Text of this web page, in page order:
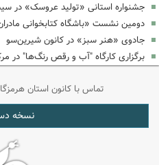
جشنواره استانی «تولید عروسک» در
دومین نشست «باشگاه کتابخوانی
جادوی «هنر سبز» در کانون شیرین‌سو
برگزاری کارگاه "آب و رقص رنگ‌ها" در مرکز 3
تماس با کانون استان
نسخه